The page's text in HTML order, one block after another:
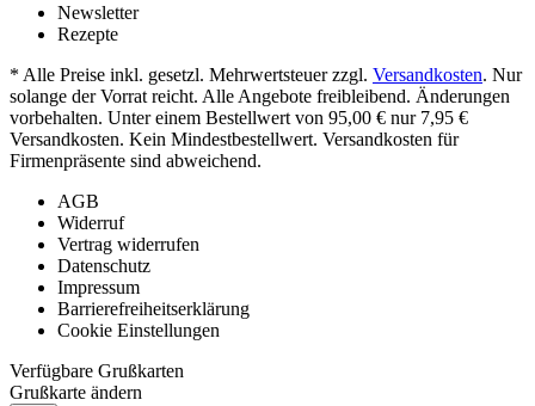
Newsletter
Rezepte
* Alle Preise inkl. gesetzl. Mehrwertsteuer zzgl. Versandkosten. Nur
solange der Vorrat reicht. Alle Angebote freibleibend. Änderungen
vorbehalten. Unter einem Bestellwert von 95,00 € nur 7,95 €
Versandkosten. Kein Mindestbestellwert. Versandkosten für
Firmenpräsente sind abweichend.
AGB
Widerruf
Vertrag widerrufen
Datenschutz
Impressum
Barrierefreiheitserklärung
Cookie Einstellungen
Verfügbare Grußkarten
Grußkarte ändern